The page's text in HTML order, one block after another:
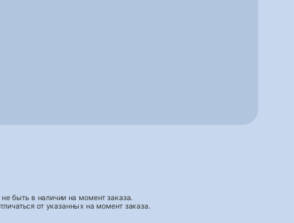
быть в наличии на момент заказа.
от указанных на момент заказа.